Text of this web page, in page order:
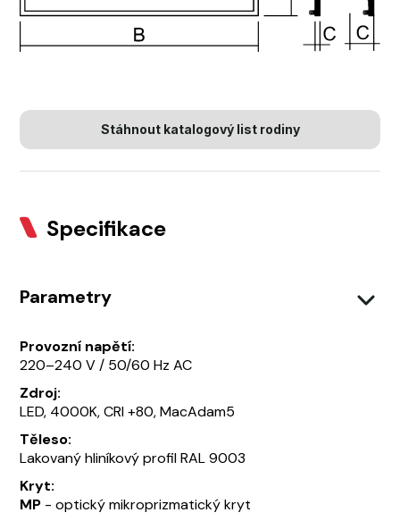
Stáhnout katalogový list rodiny
Specifikace
Parametry
Provozní napětí:
220–240 V / 50/60 Hz AC
Zdroj:
LED, 4000K, CRI +80, MacAdam5
Těleso:
Lakovaný hliníkový profil RAL 9003
Kryt:
MP - optický mikroprizmatický kryt